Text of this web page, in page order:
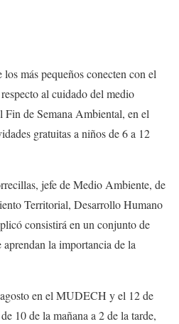
más pequeños conecten con el
al cuidado del medio
Fin de Semana Ambiental, en el
gratuitas a niños de 6 a 12
jefe de Medio Ambiente, de
Territorial, Desarrollo Humano
consistirá en un conjunto de
la importancia de la
en el MUDECH y el 12 de
10 de la mañana a 2 de la tarde,